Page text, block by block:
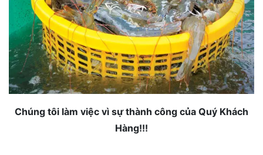
Chúng tôi làm việc vì sự thành công của Quý Khách
Hàng!!!